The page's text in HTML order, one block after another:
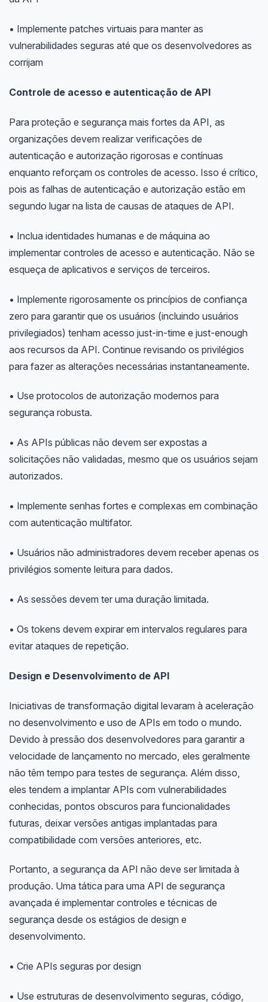
• Implemente patches virtuais para manter as
vulnerabilidades seguras até que os desenvolvedores as
corrijam
Controle de acesso e autenticação de API
Para proteção e segurança mais fortes da API, as
organizações devem realizar verificações de
autenticação e autorização rigorosas e contínuas
enquanto reforçam os controles de acesso. Isso é crítico,
pois as falhas de autenticação e autorização estão em
segundo lugar na lista de causas de ataques de API.
• Inclua identidades humanas e de máquina ao
implementar controles de acesso e autenticação. Não se
esqueça de aplicativos e serviços de terceiros.
• Implemente rigorosamente os princípios de confiança
zero para garantir que os usuários (incluindo usuários
privilegiados) tenham acesso just-in-time e just-enough
aos recursos da API. Continue revisando os privilégios
para fazer as alterações necessárias instantaneamente.
• Use protocolos de autorização modernos para
segurança robusta.
• As APIs públicas não devem ser expostas a
solicitações não validadas, mesmo que os usuários sejam
autorizados.
• Implemente senhas fortes e complexas em combinação
com autenticação multifator.
• Usuários não administradores devem receber apenas os
privilégios somente leitura para dados.
• As sessões devem ter uma duração limitada.
• Os tokens devem expirar em intervalos regulares para
evitar ataques de repetição.
Design e Desenvolvimento de API
Iniciativas de transformação digital levaram à aceleração
no desenvolvimento e uso de APIs em todo o mundo.
Devido à pressão dos desenvolvedores para garantir a
velocidade de lançamento no mercado, eles geralmente
não têm tempo para testes de segurança. Além disso,
eles tendem a implantar APIs com vulnerabilidades
conhecidas, pontos obscuros para funcionalidades
futuras, deixar versões antigas implantadas para
compatibilidade com versões anteriores, etc.
Portanto, a segurança da API não deve ser limitada à
produção. Uma tática para uma API de segurança
avançada é implementar controles e técnicas de
segurança desde os estágios de design e
desenvolvimento.
• Crie APIs seguras por design
• Use estruturas de desenvolvimento seguras, código,